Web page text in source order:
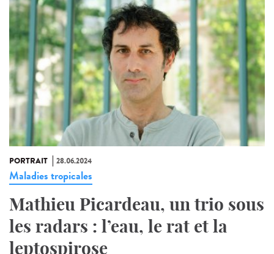
PORTRAIT 28.06.2024
Maladies tropicales
Mathieu Picardeau, un trio sous
les radars : l’eau, le rat et la
leptospirose